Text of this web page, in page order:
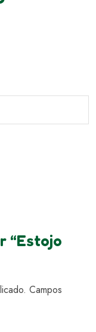
“Estojo
Campos